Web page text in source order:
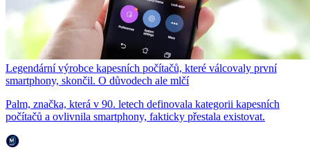
Legendární výrobce kapesních počítačů, které válcovaly první
smartphony, skončil. O důvodech ale mlčí
Palm, značka, která v 90. letech definovala kategorii kapesních
počítačů a ovlivnila smartphony, fakticky přestala existovat.